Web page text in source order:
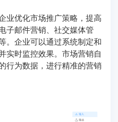
业优化市场推广策略，提高
子邮件营销、社交媒体管
。企业可以通过系统制定和
实时监控效果。市场营销自
行为数据，进行精准的营销